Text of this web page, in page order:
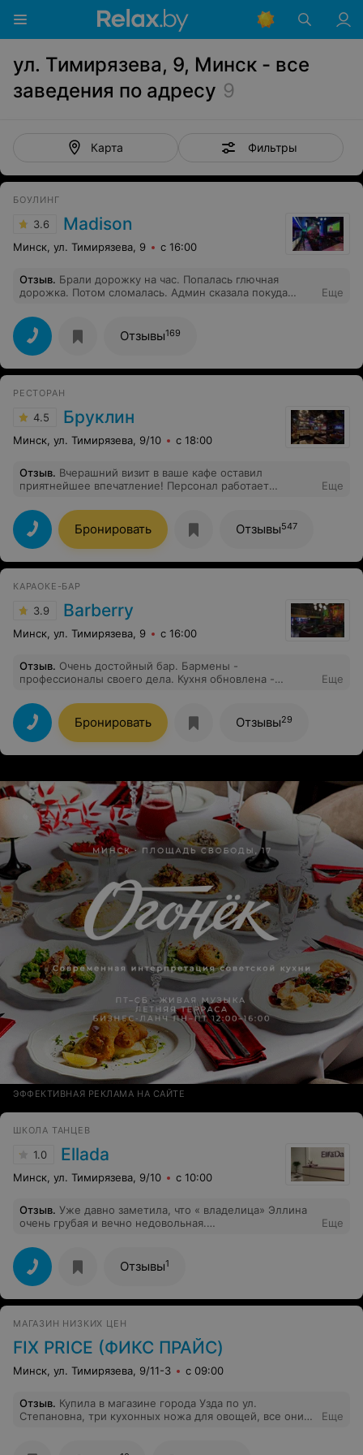
ул. Тимирязева, 9, Минск - все
заведения по адресу 9
Карта Фильтры
БОУЛИНГ
3.6 Madison
Минск, ул. Тимирязева, 9 с 16:00
Отзыв. Брали дорожку на час. Попалась глючная
дорожка. Потом сломалась. Админ сказала покуда
нечего не останавливал, потеря игры 7-10 мин. Вроде
нечего. Нам не хватило 2 мин. До конца игры. Обидно.
Админ даже не извинился за неудобство
Еще
Отзывы169
РЕСТОРАН
4.5 Бруклин
Минск, ул. Тимирязева, 9/10 с 18:00
Отзыв. Вчерашний визит в ваше кафе оставил
приятнейшее впечатление! Персонал работает
«Наполеон» стал приятным финалом вечера — один из
лучших десертов в моей жизни! Рекомендую всем!
Еще
Бронировать Отзывы547
КАРАОКЕ-БАР
3.9 Barberry
Минск, ул. Тимирязева, 9 с 16:00
Отзыв. Очень достойный бар. Бармены -
профессионалы своего дела. Кухня обновлена -
выше по сравнению с нашим последним посещением
боулинга. Так держать!
Еще
Бронировать Отзывы29
ЭФФЕКТИВНАЯ РЕКЛАМА НА САЙТЕ
ШКОЛА ТАНЦЕВ
1.0 Ellada
Минск, ул. Тимирязева, 9/10 с 10:00
Отзыв. Уже давно заметила, что « владелица» Эллина
очень грубая и вечно недовольная.
за позитивом на танцы , а перед тренировкой или
после получаешь сплошной негатив!
Еще
Отзывы1
МАГАЗИН НИЗКИХ ЦЕН
FIX PRICE (ФИКС ПРАЙС)
Минск, ул. Тимирязева, 9/11-3 с 09:00
Отзыв. Купила в магазине города Узда по ул.
Степановна, три кухонных ножа для овощей, все они
Еще